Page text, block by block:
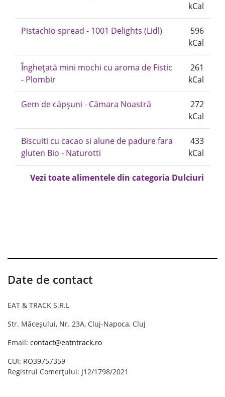
kCal
Pistachio spread - 1001 Delights (Lidl)
596
kCal
Înghețată mini mochi cu aroma de Fistic
- Plombir
261
kCal
Gem de căpșuni - Cămara Noastră
272
kCal
Biscuiti cu cacao si alune de padure fara
gluten Bio - Naturotti
433
kCal
Vezi toate alimentele din categoria Dulciuri
Date de contact
EAT & TRACK S.R.L
Str. Măceșului, Nr. 23A, Cluj-Napoca, Cluj
Email: contact@eatntrack.ro
CUI: RO39757359
Registrul Comerțului: J12/1798/2021